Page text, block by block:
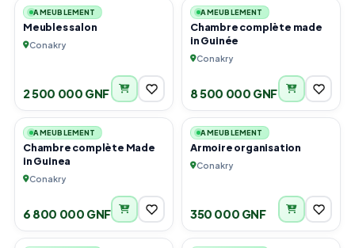
AMEUBLEMENT
Meubles salon
Conakry
2 500 000 GNF
AMEUBLEMENT
Chambre complète made
in Guinée
Conakry
8 500 000 GNF
6
AMEUBLEMENT
Chambre complète Made
in Guinea
Conakry
6 800 000 GNF
2
AMEUBLEMENT
Armoire organisation
Conakry
350 000 GNF
3 6